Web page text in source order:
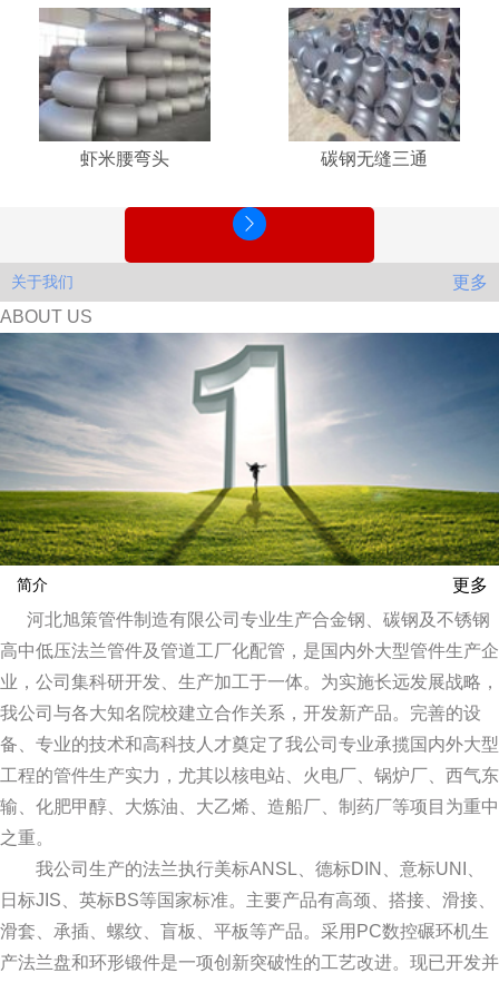
虾米腰弯头 碳钢无缝三通
关于我们
更多
ABOUT US
简介
更多
河北旭策管件制造有限公司专业生产合金钢、碳钢及不锈钢
高中低压法兰管件及管道工厂化配管，是国内外大型管件生产企
业，公司集科研开发、生产加工于一体。为实施长远发展战略，
我公司与各大知名院校建立合作关系，开发新产品。完善的设
备、专业的技术和高科技人才奠定了我公司专业承揽国内外大型
工程的管件生产实力，尤其以核电站、火电厂、锅炉厂、西气东
输、化肥甲醇、大炼油、大乙烯、造船厂、制药厂等项目为重中
之重。
我公司生产的法兰执行美标ANSL、德标DIN、意标UNI、
日标JIS、英标BS等国家标准。主要产品有高颈、搭接、滑接、
滑套、承插、螺纹、盲板、平板等产品。采用PC数控碾环机生
产法兰盘和环形锻件是一项创新突破性的工艺改进。现已开发并